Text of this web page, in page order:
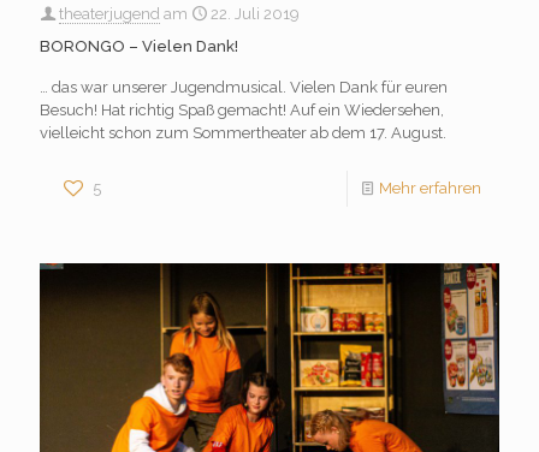
theaterjugend am
22. Juli 2019
BORONGO – Vielen Dank!
… das war unserer Jugendmusical. Vielen Dank für euren
Besuch! Hat richtig Spaß gemacht! Auf ein Wiedersehen,
vielleicht schon zum Sommertheater ab dem 17. August.
5 Mehr erfahren